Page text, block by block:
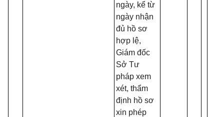
ngày, kể từ
ngày nhận
đủ hồ sơ
hợp lệ,
Giám đốc
Sở Tư
pháp xem
xét, thẩm
định hồ sơ
xin phép